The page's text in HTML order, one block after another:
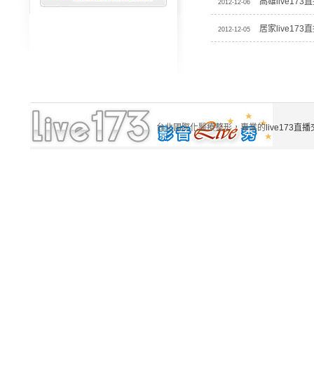
2012-12-06
2012-12-05 居家live173
台北國際化醫療整形，專業的 live173直播